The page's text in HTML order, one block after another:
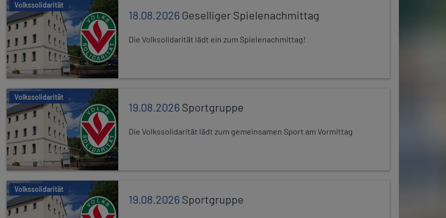
Volkssolidarität
18.08.2026Geselliger Spielenachmittag
Die Volksolidarität lädt ein zum Spielenachmittag!
Volkssolidarität
19.08.2026Sportgruppe
Die Volkssolidarität lädt zum gemeinsamen Sport am Vormittag
Volkssolidarität
19.08.2026Sportgruppe